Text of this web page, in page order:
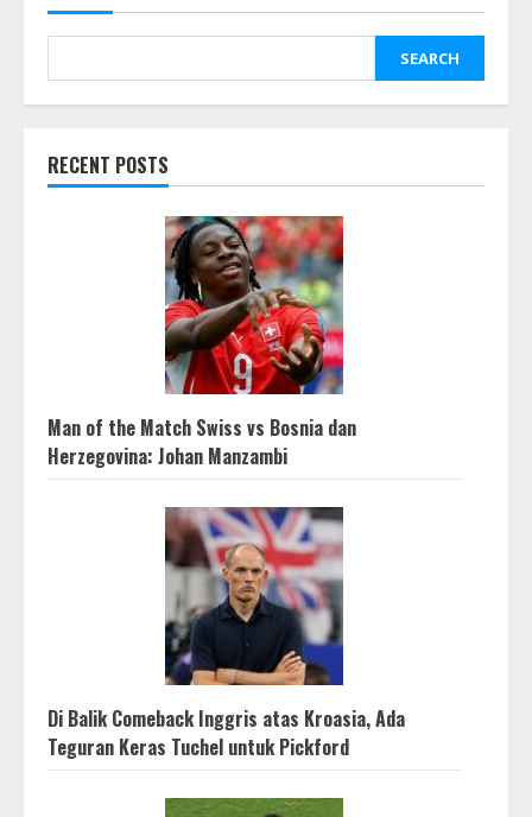
SEARCH
RECENT POSTS
Man of the Match Swiss vs Bosnia dan
Herzegovina: Johan Manzambi
Di Balik Comeback Inggris atas Kroasia, Ada
Teguran Keras Tuchel untuk Pickford